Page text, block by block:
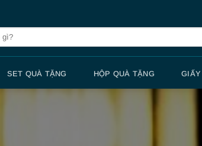
SET QUÀ TẶNG HỘP QUÀ TẶNG